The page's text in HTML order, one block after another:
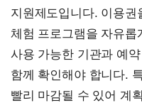
지원제도입니다. 이용
체험 프로그램을 자유
사용 가능한 기관과 예
함께 확인해야 합니다.
빨리 마감될 수 있어 계